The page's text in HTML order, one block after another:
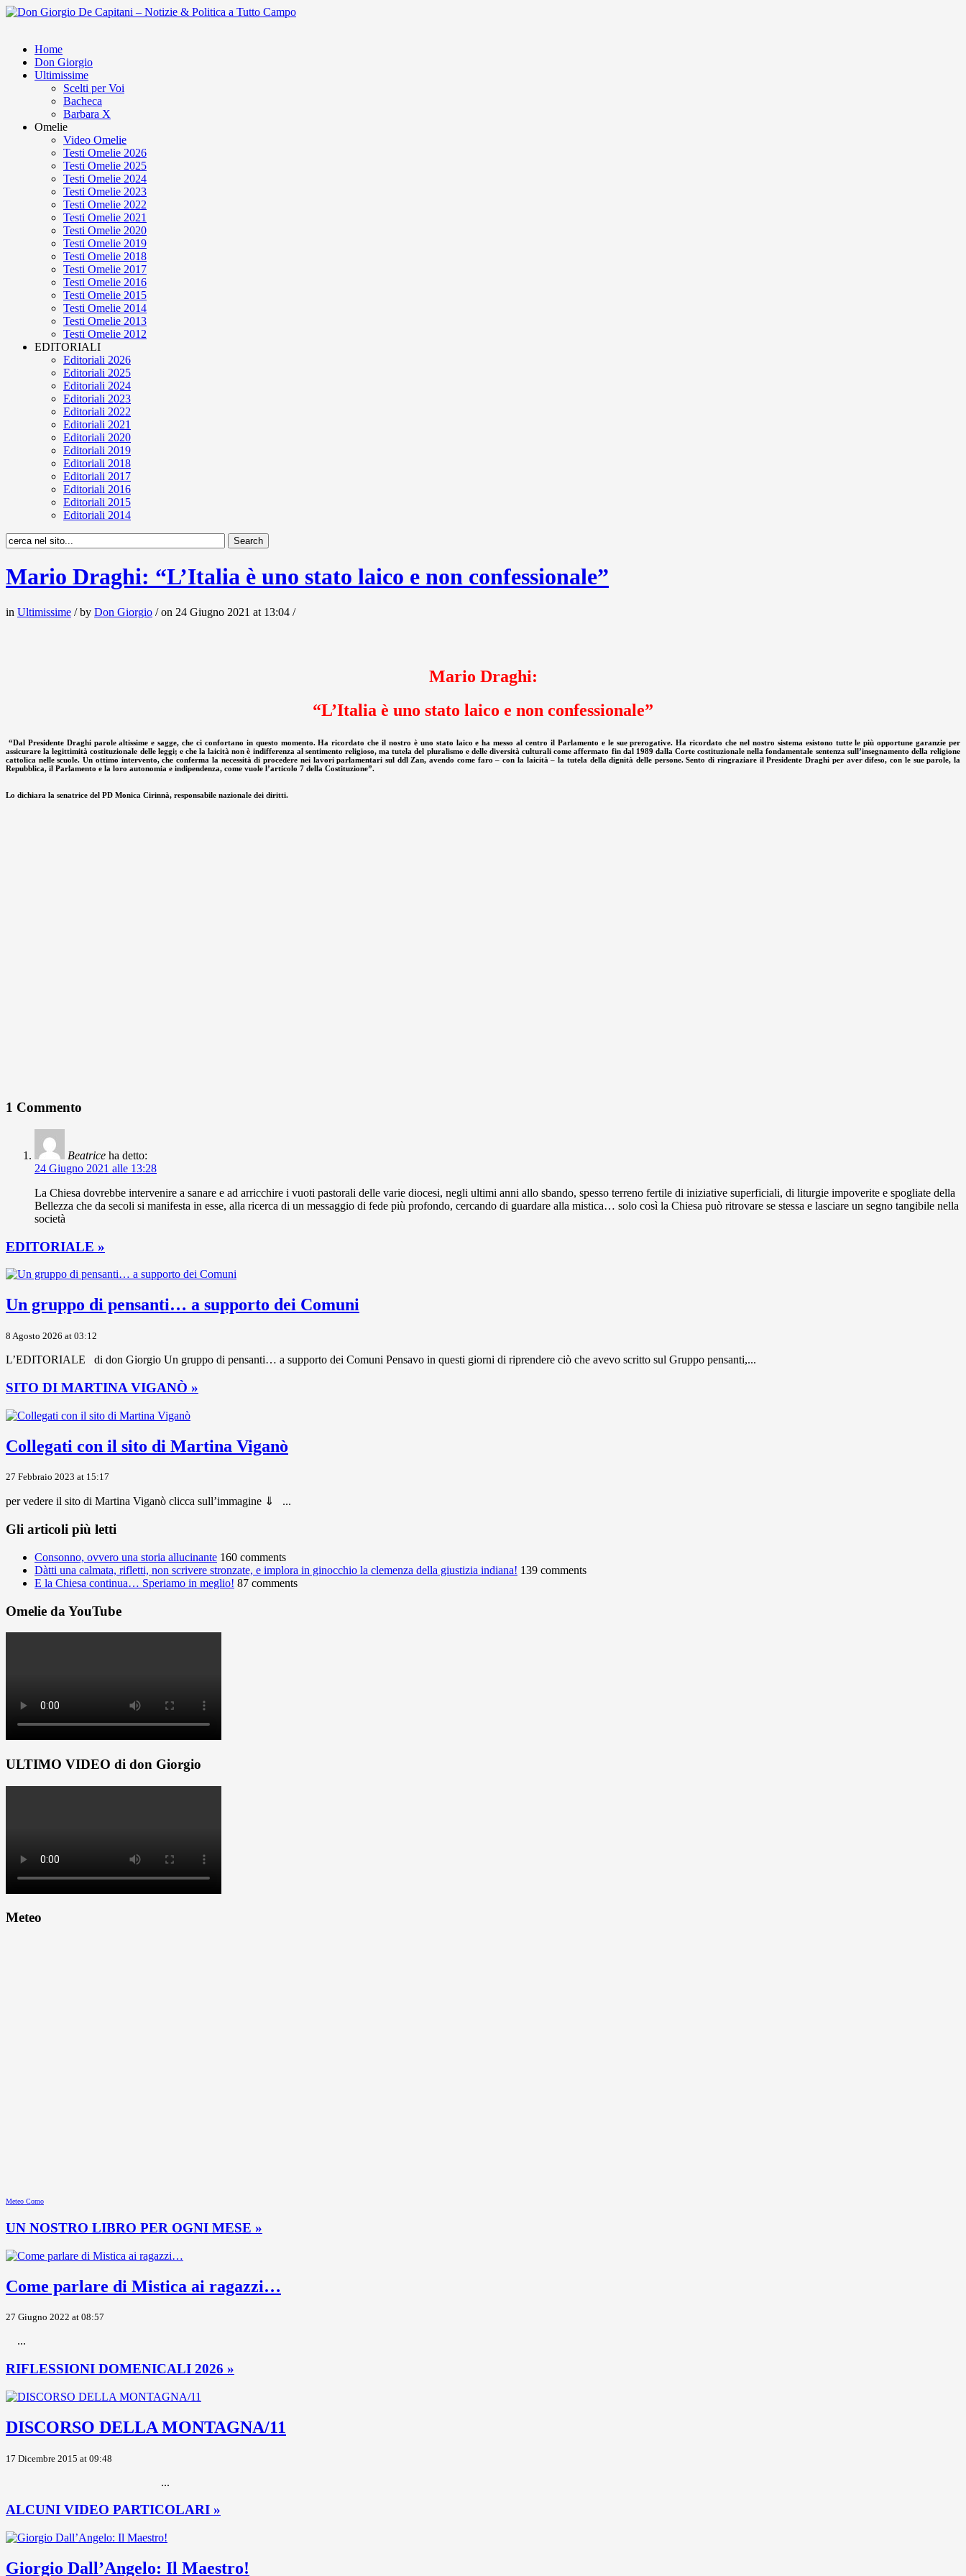
Home
Don Giorgio
Ultimissime
Scelti per Voi
Bacheca
Barbara X
Omelie
Video Omelie
Testi Omelie 2026
Testi Omelie 2025
Testi Omelie 2024
Testi Omelie 2023
Testi Omelie 2022
Testi Omelie 2021
Testi Omelie 2020
Testi Omelie 2019
Testi Omelie 2018
Testi Omelie 2017
Testi Omelie 2016
Testi Omelie 2015
Testi Omelie 2014
Testi Omelie 2013
Testi Omelie 2012
EDITORIALI
Editoriali 2026
Editoriali 2025
Editoriali 2024
Editoriali 2023
Editoriali 2022
Editoriali 2021
Editoriali 2020
Editoriali 2019
Editoriali 2018
Editoriali 2017
Editoriali 2016
Editoriali 2015
Editoriali 2014
Mario Draghi: “L’Italia è uno stato laico e non confessionale”
in Ultimissime / by Don Giorgio / on 24 Giugno 2021 at 13:04 /
Mario Draghi:
“L’Italia è uno stato laico e non confessionale”
“Dal Presidente Draghi parole altissime e sagge, che ci confortano in questo momento. Ha ricordato che il nostro è uno stato laico e ha messo al centro il Parlamento e le sue prerogative. Ha ricordato che nel nostro sistema esistono tutte le più opportune garanzie per
assicurare la legittimità costituzionale delle leggi; e che la laicità non è indifferenza al sentimento religioso, ma tutela del pluralismo e delle diversità culturali come affermato fin dal 1989 dalla Corte costituzionale nella fondamentale sentenza sull’insegnamento della religione
cattolica nelle scuole. Un ottimo intervento, che conferma la necessità di procedere nei lavori parlamentari sul ddl Zan, avendo come faro – con la laicità – la tutela della dignità delle persone. Sento di ringraziare il Presidente Draghi per aver difeso, con le sue parole, la
Repubblica, il Parlamento e la loro autonomia e indipendenza, come vuole l’articolo 7 della Costituzione”.
Lo dichiara la senatrice del PD Monica Cirinnà, responsabile nazionale dei diritti.
1 Commento
Beatrice ha detto:
24 Giugno 2021 alle 13:28
La Chiesa dovrebbe intervenire a sanare e ad arricchire i vuoti pastorali delle varie diocesi, negli ultimi anni allo sbando, spesso terreno fertile di iniziative superficiali, di liturgie impoverite e spogliate della
Bellezza che da secoli si manifesta in esse, alla ricerca di un messaggio di fede più profondo, cercando di guardare alla mistica… solo così la Chiesa può ritrovare se stessa e lasciare un segno tangibile nella
società
EDITORIALE »
Un gruppo di pensanti… a supporto dei Comuni
8 Agosto 2026 at 03:12
L’EDITORIALE di don Giorgio Un gruppo di pensanti… a supporto dei Comuni Pensavo in questi giorni di riprendere ciò che avevo scritto sul Gruppo pensanti,...
SITO DI MARTINA VIGANÒ »
Collegati con il sito di Martina Viganò
27 Febbraio 2023 at 15:17
per vedere il sito di Martina Viganò clicca sull’immagine ⇓ ...
Gli articoli più letti
Consonno, ovvero una storia allucinante 160 comments
Dàtti una calmata, rifletti, non scrivere stronzate, e implora in ginocchio la clemenza della giustizia indiana! 139 comments
E la Chiesa continua… Speriamo in meglio! 87 comments
Omelie da YouTube
ULTIMO VIDEO di don Giorgio
Meteo
Meteo Como
UN NOSTRO LIBRO PER OGNI MESE »
Come parlare di Mistica ai ragazzi…
27 Giugno 2022 at 08:57
...
RIFLESSIONI DOMENICALI 2026 »
DISCORSO DELLA MONTAGNA/11
17 Dicembre 2015 at 09:48
...
ALCUNI VIDEO PARTICOLARI »
Giorgio Dall’Angelo: Il Maestro!